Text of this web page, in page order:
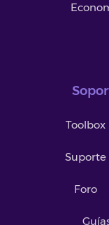
Toolbox
Suporte
Foro